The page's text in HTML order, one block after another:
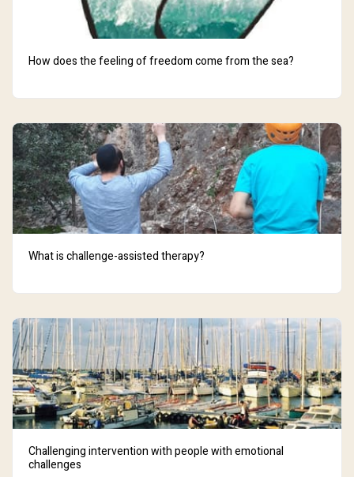
How does the feeling of freedom come from the sea?
What is challenge-assisted therapy?
Challenging intervention with people with emotional
challenges